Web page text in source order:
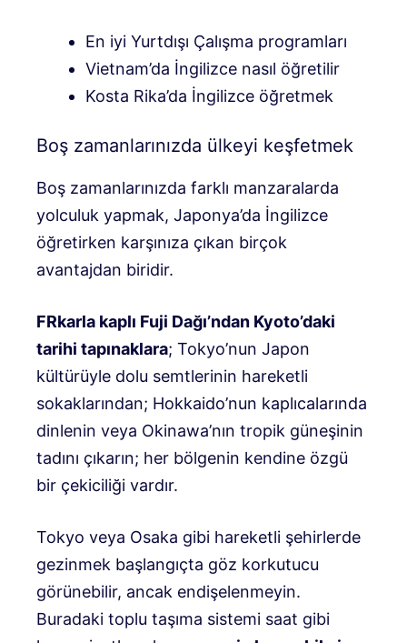
En iyi Yurtdışı Çalışma programları
Vietnam’da İngilizce nasıl öğretilir
Kosta Rika’da İngilizce öğretmek
Boş zamanlarınızda ülkeyi keşfetmek
Boş zamanlarınızda farklı manzaralarda
yolculuk yapmak, Japonya’da İngilizce
öğretirken karşınıza çıkan birçok
avantajdan biridir.
FRkarla kaplı Fuji Dağı’ndan Kyoto’daki
tarihi tapınaklara; Tokyo’nun Japon
kültürüyle dolu semtlerinin hareketli
sokaklarından; Hokkaido’nun kaplıcalarında
dinlenin veya Okinawa’nın tropik güneşinin
tadını çıkarın; her bölgenin kendine özgü
bir çekiciliği vardır.
Tokyo veya Osaka gibi hareketli şehirlerde
gezinmek başlangıçta göz korkutucu
görünebilir, ancak endişelenmeyin.
Buradaki toplu taşıma sistemi saat gibi